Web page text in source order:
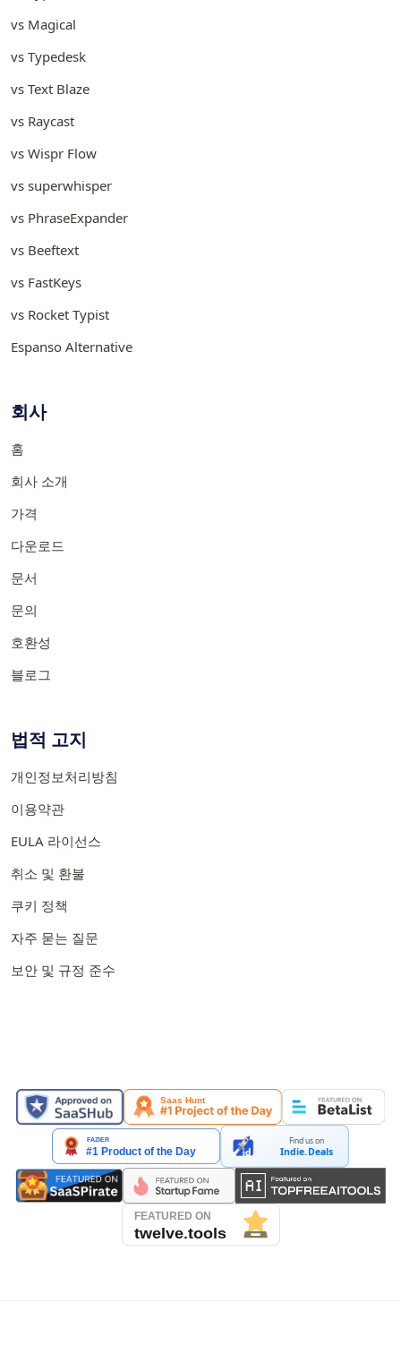
vs Magical
vs Typedesk
vs Text Blaze
vs Raycast
vs Wispr Flow
vs superwhisper
vs PhraseExpander
vs Beeftext
vs FastKeys
vs Rocket Typist
Espanso Alternative
회사
홈
회사 소개
가격
다운로드
문서
문의
호환성
블로그
법적 고지
개인정보처리방침
이용약관
EULA 라이선스
취소 및 환불
쿠키 정책
자주 묻는 질문
보안 및 규정 준수
Find us on
Indie.Deals